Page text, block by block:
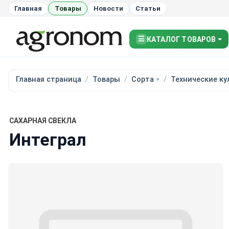
Главная Товары Новости Статьи
☰ КАТАЛОГ ТОВАРОВ
Главная страница Товары Сорта Технические
САХАРНАЯ СВЕКЛА
Интеграл